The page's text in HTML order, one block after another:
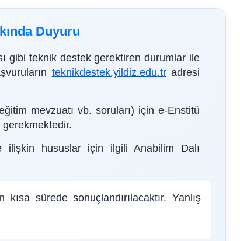
Duyuru
gibi teknik destek gerektiren durumlar ile
teknikdestek.yildiz.edu.tradresi
mevzuatı vb. soruları) için e-Enstitü
ilişkin hususlar için ilgili Anabilim Dalı
sürede sonuçlandırılacaktır. Yanlış